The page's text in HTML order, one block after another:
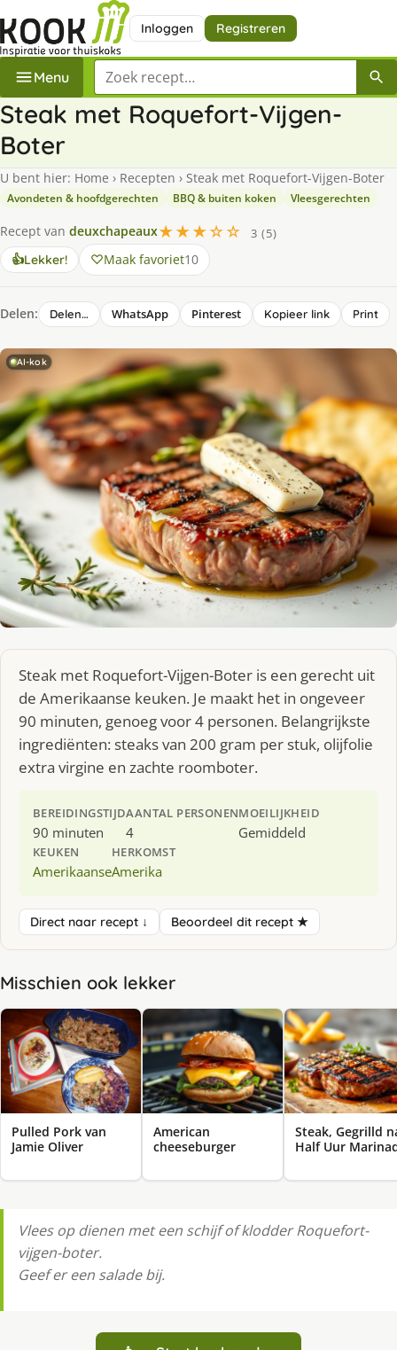
Inloggen Registreren
Menu Zoek een recept
Steak met Roquefort-Vijgen-
Boter
U bent hier: Home › Recepten › Steak met Roquefort-Vijgen-Boter
Avondeten & hoofdgerechten BBQ & buiten koken Vleesgerechten
Recept van deuxchapeaux★★★☆☆
3 (5)
👍Lekker! Maak favoriet10
Delen: Delen… WhatsApp Pinterest Kopieer link Print
AI-kok
Steak met Roquefort-Vijgen-Boter is een gerecht uit
de Amerikaanse keuken. Je maakt het in ongeveer
90 minuten, genoeg voor 4 personen. Belangrijkste
ingrediënten: steaks van 200 gram per stuk, olijfolie
extra virgine en zachte roomboter.
BEREIDINGSTIJD
90 minuten
AANTAL PERSONEN
4
MOEILIJKHEID
Gemiddeld
KEUKEN
Amerikaanse
HERKOMST
Amerika
Direct naar recept ↓ Beoordeel dit recept ★
Misschien ook lekker
Pulled Pork van
Jamie Oliver
American
cheeseburger
Steak, Gegrilld
Half Uur
Vlees op dienen met een schijf of klodder Roquefort-
vijgen-boter.
Geef er een salade bij.